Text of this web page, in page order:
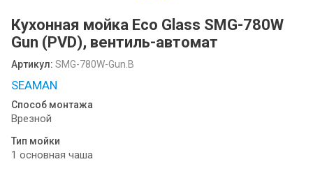
SCANDILUX
SCANDILUX видео-обзор стиральных
машин
Флипбук GRANFEST
Кухонная мойка Eco Glass SMG-780W
Gun (PVD), вентиль-автомат
Артикул: SMG-780W-Gun.B
SEAMAN
Способ монтажа
Врезной
Тип мойки
1 основная чаша